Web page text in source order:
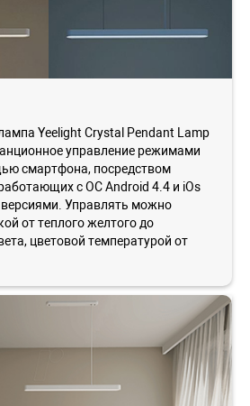
Yeelight Crystal Pendant Lamp
управление режимами
смартфона, посредством
с ОС Android 4.4 и iOs
Управлять можно
от теплого желтого до
цветовой температурой от